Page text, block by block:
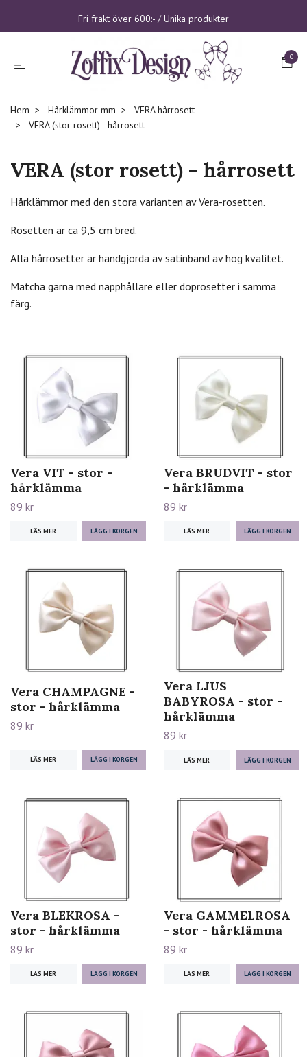
Fri frakt över 600:- / Unika produkter
0
Hem Hårklämmor mm
VERA hårrosett
VERA (stor rosett) - hårrosett
VERA (stor rosett) - hårrosett
Hårklämmor med den stora varianten av Vera-rosetten.
Rosetten är ca 9,5 cm bred.
Alla hårrosetter är handgjorda av satinband av hög kvalitet.
Matcha gärna med napphållare eller doprosetter i samma
färg.
Vera VIT - stor -
hårklämma
89 kr
LÄS MER
Vera BRUDVIT - stor
- hårklämma
89 kr
LÄS MER
Vera CHAMPAGNE -
stor - hårklämma
89 kr
LÄS MER
Vera LJUS
BABYROSA - stor -
hårklämma
89 kr
LÄS MER
Vera BLEKROSA -
stor - hårklämma
89 kr
LÄS MER
Vera GAMMELROSA
- stor - hårklämma
89 kr
LÄS MER